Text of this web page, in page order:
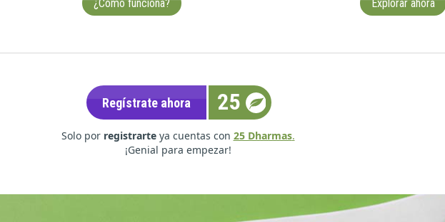
¿Cómo funciona? Explorar ahora
Regístrate ahora 25
Solo por registrarteya cuentas con 25 Dharmas.
¡Genial para empezar!